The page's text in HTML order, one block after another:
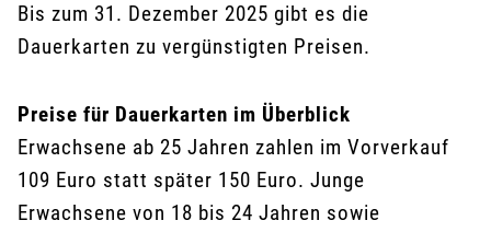
Bis zum 31. Dezember 2025 gibt es die
Dauerkarten zu vergünstigten Preisen.
Preise für Dauerkarten im Überblick
Erwachsene ab 25 Jahren zahlen im Vorverkauf
109 Euro statt später 150 Euro. Junge
Erwachsene von 18 bis 24 Jahren sowie